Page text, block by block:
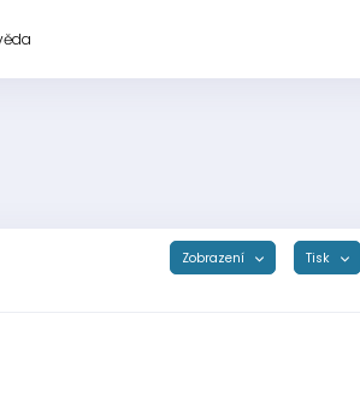
Zobrazení Tisk